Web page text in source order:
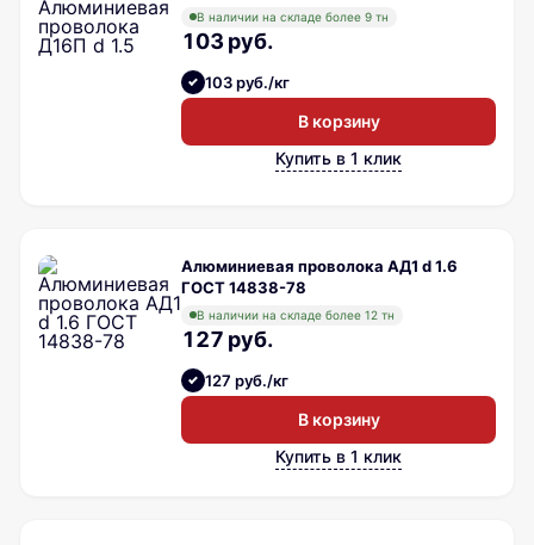
В наличии на складе более 9 тн
103 руб.
103 руб./кг
В корзину
Купить в 1 клик
Алюминиевая проволока АД1 d 1.6
ГОСТ 14838-78
В наличии на складе более 12 тн
127 руб.
127 руб./кг
В корзину
Купить в 1 клик